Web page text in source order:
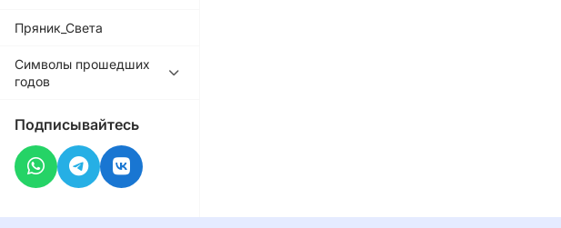
Пряник_Света
Символы прошедших
годов
Подписывайтесь